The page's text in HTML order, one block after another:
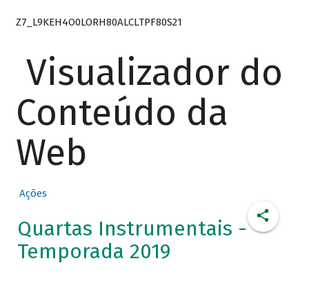
Z7_L9KEH4O0LORH80ALCLTPF80S21
Visualizador do
Conteúdo da
Web
Ações
Quartas Instrumentais -
Temporada 2019